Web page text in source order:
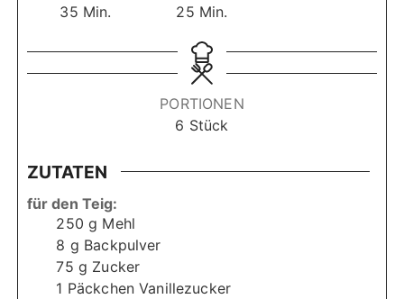
35M
n
u
Min.
25M
n
u
t
e
Min.
n
d
PORTIONEN
6 Stück
ZUTATEN
für den Teig:
250 g Mehl
8 g Backpulver
75 g Zucker
1 Päckchen Vanillezucker